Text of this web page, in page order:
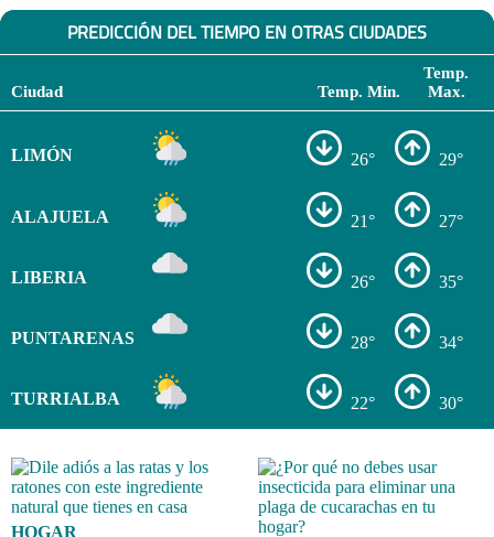
PREDICCIÓN DEL TIEMPO EN OTRAS CIUDADES
Ciudad Temp. Min.
Temp.
Max.
LIMÓN 26° 29°
ALAJUELA 21° 27°
LIBERIA 26° 35°
PUNTARENAS 28° 34°
TURRIALBA 22° 30°
HOGAR